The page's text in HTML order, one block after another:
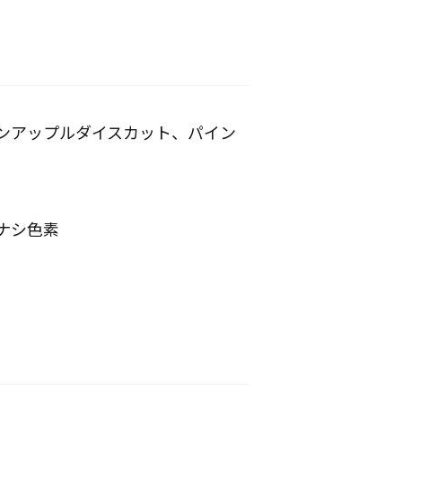
アップルダイスカット、パイン
シ色素